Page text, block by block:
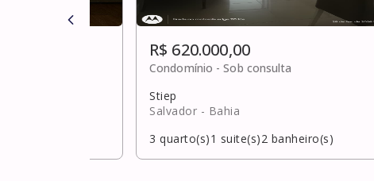
R$ 620.000,00
Condomínio -Sob consulta
Stiep
Salvador - Bahia
3 quarto(s)1 suite(s)2 banheiro(s)